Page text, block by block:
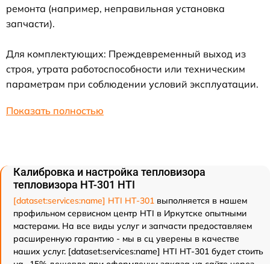
ремонта (например, неправильная установка
запчасти).
Для комплектующих: Преждевременный выход из
строя, утрата работоспособности или техническим
параметрам при соблюдении условий эксплуатации.
Показать полностью
Калибровка и настройка тепловизора
тепловизора HT-301 HTI
[dataset:services:name] HTI HT-301 выполняется в нашем
профильном сервисном центр HTI в Иркутске опытными
мастерами. На все виды услуг и запчасти предоставляем
расширенную гарантию - мы в сц уверены в качестве
наших услуг. [dataset:services:name] HTI HT-301 будет стоить